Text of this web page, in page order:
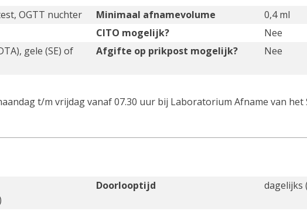
OGTT nuchter Minimaal afnamevolume
0,4 ml
CITO mogelijk?
Nee
gele (SE) of
Afgifte op prikpost mogelijk? Nee
t/m vrijdag vanaf 07.30 uur bij Laboratorium Afname van
Doorlooptijd dagelijks